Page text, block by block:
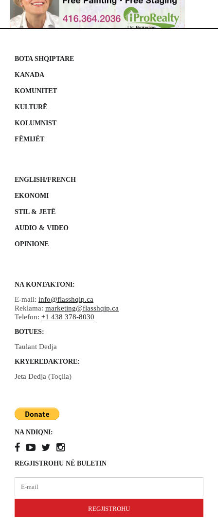
BOTA SHQIPTARE
KANADA
KOMUNITET
KULTURË
KOLUMNIST
FËMIJËT
ENGLISH/FRENCH
EKONOMI
STIL & JETË
AUDIO & VIDEO
OPINIONE
NA KONTAKTONI:
E-mail: info@flasshqip.ca
Reklama: marketing@flasshqip.ca
Telefon: +1 438 378-8030
BOTUES:
Taulant Dedja
KRYEREDAKTORE:
Jeta Dedja (Toçila)
NA NDIQNI:
REGJISTROHU NË BULETIN